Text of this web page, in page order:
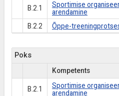
B.2.1
Sportimise
arendamine
B.2.2 Õppe-
Poks
Kompetents
B.2.1
Sportimise
arendamine